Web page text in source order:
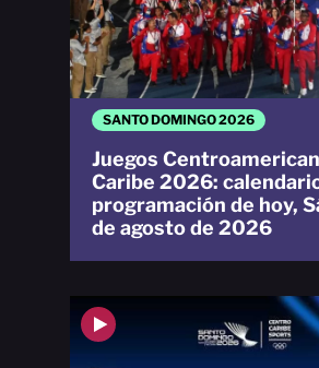
SANTO DOMINGO 2026
Juegos
Caribe 2026:
programación de hoy,
de agosto de 2026